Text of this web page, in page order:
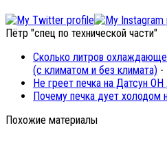
Пётр "спец по технической части"
Сколько литров
(с климатом и без климата) -
Не греет печка на Датсун
Почему печка дует холодом
Похожие материалы